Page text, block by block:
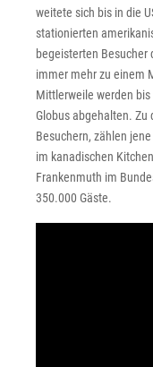
weitete sich bis in die
stationierten
begeisterten Besucher
immer mehr zu einem
Mittlerweile werden
Globus abgehalten.
Besuchern, zählen
im kanadischen
Frankenmuth im
350.000 Gäste.